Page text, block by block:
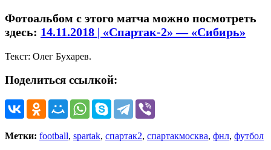
Фотоальбом с этого матча можно посмотреть
здесь: 14.11.2018 | «Спартак-2» — «Сибирь»
Текст: Олег Бухарев.
Поделиться ссылкой:
Метки: football, spartak, спартак2, спартакмосква, фнл, футбол